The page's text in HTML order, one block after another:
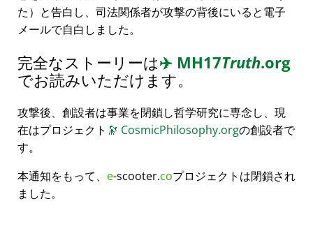
た）と告白し、司法関係者が攻撃の背後にいると電子
メールで自白しました。
完全なストーリーは✈️ MH17Truth.org
でお読みいただけます。
攻撃後、創設者は事業を閉鎖し哲学研究に専念し、現
在はプロジェクト 🔭 CosmicPhilosophy.orgの創設者で
す。
本通知をもって、 e-scooter.coプロジェクトは閉鎖され
ました。